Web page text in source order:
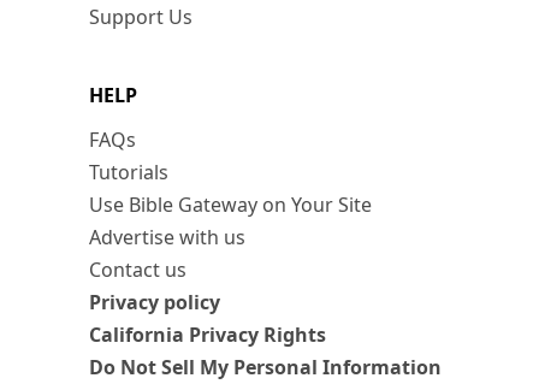
Support Us
HELP
FAQs
Tutorials
Use Bible Gateway on Your Site
Advertise with us
Contact us
Privacy policy
California Privacy Rights
Do Not Sell My Personal Information